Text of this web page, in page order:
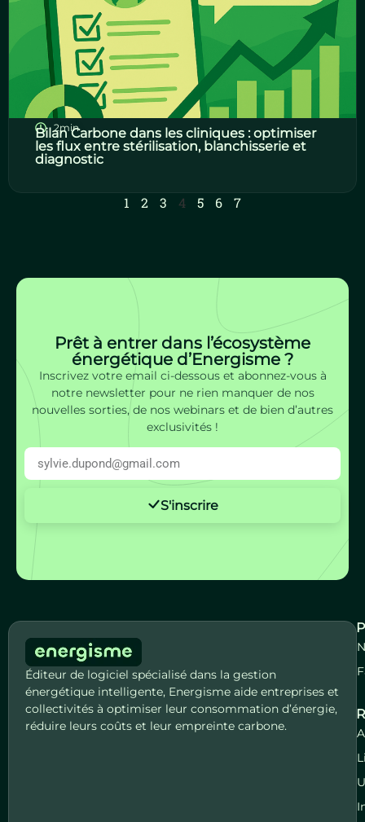
2min
Bilan Carbone dans les cliniques : optimiser
les flux entre stérilisation, blanchisserie et
diagnostic
1 2 3 4 5 6 7
Prêt à entrer dans l’écosystème
énergétique d’Energisme ?
Inscrivez votre email ci-dessous et abonnez-vous à
notre newsletter pour ne rien manquer de nos
nouvelles sorties, de nos webinars et de bien d’autres
exclusivités !
S'inscrire
Éditeur de logiciel spécialisé dans la gestion
énergétique intelligente, Energisme aide entreprises et
collectivités à optimiser leur consommation d’énergie,
réduire leurs coûts et leur empreinte carbone.